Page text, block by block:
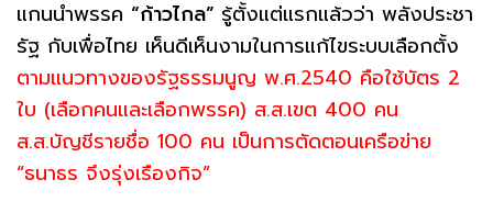
แกนนำพรรค “ก้าวไกล” รู้ตั้งแต่แรกแล้วว่า พลังประชา
รัฐ กับเพื่อไทย เห็นดีเห็นงามในการแก้ไขระบบเลือกตั้ง
ตามแนวทางของรัฐธรรมนูญ พ.ศ.2540 คือใช้บัตร 2
ใบ (เลือกคนและเลือกพรรค) ส.ส.เขต 400 คน
ส.ส.บัญชีรายชื่อ 100 คน เป็นการตัดตอนเครือข่าย
“ธนาธร จึงรุ่งเรืองกิจ”